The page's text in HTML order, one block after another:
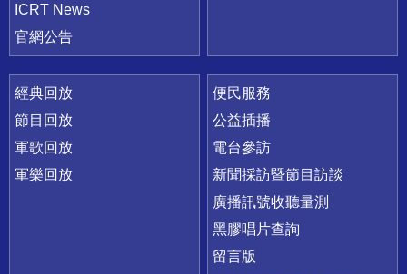
ICRT News
官網公告
經典回放
節目回放
軍歌回放
軍樂回放
便民服務
公益插播
電台參訪
新聞採訪暨節目訪談
廣播訊號收聽量測
黑膠唱片查詢
留言版